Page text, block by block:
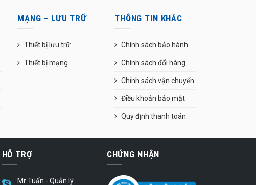
MẠNG – LƯU TRỮ
Thiết bị lưu trữ
Thiết bị mạng
THÔNG TIN KHÁC
Chính sách bảo hành
Chính sách đổi hàng
Chính sách vận chuyển
Điều khoản bảo mật
Quy định thanh toán
HỖ TRỢ
Mr Tuấn - Quản lý
CHỨNG NHẬN